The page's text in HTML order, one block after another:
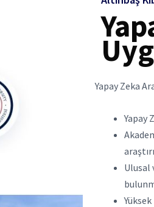
Yapay Zeka
Yapay
Ulusal